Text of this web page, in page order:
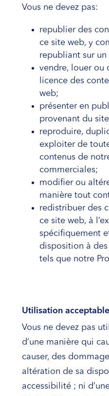
Vous ne devez pas:
republier des
ce site web, y
republiant sur
vendre, louer ou
licence des
web;
présenter en
provenant du
reproduire,
exploiter de
contenus de
commerciales;
modifier ou
manière tout
redistribuer des
ce site web, à
spécifiquement
disposition à
tels que notre
Utilisation acceptable
Vous ne devez pas
d’une manière qui
causer, des
altération de sa
accessibilité ; ni